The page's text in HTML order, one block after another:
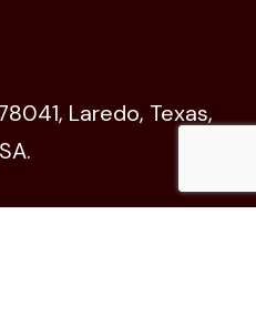
Laredo, Texas,